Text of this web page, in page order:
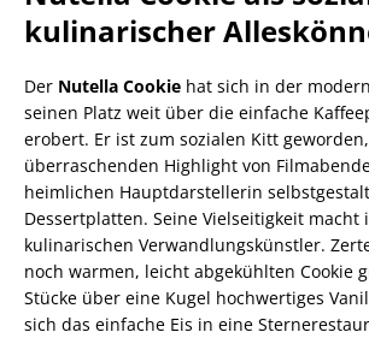
kulinarischer
Der Nutella Cookie hat sich in der
seinen Platz weit über die einfache
erobert. Er ist zum sozialen Kitt
überraschenden Highlight von
heimlichen Hauptdarstellerin
Dessertplatten. Seine Vielseitigkeit macht
kulinarischen Verwandlungskünstler.
noch warmen, leicht abgekühlten Cookie
Stücke über eine Kugel hochwertiges
sich das einfache Eis in eine